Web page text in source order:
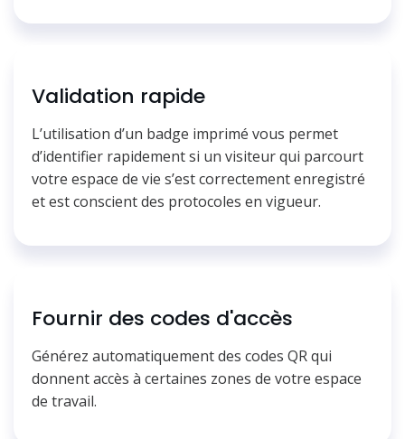
Validation rapide
L’utilisation d’un badge imprimé vous permet
d’identifier rapidement si un visiteur qui parcourt
votre espace de vie s’est correctement enregistré
et est conscient des protocoles en vigueur.
Fournir des codes d'accès
Générez automatiquement des codes QR qui
donnent accès à certaines zones de votre espace
de travail.